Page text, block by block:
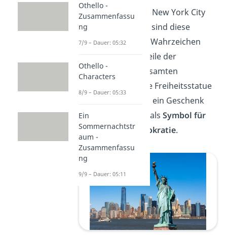
Obwohl sie oft mit New York City
assoziiert werden, sind diese
beiden nationalen Wahrzeichen
wichtige Bestandteile der
Geschichte des gesamten
Bundesstaates. Die Freiheitsstatue
(Statue of Liberty), ein Geschenk
Frankreichs, steht alsSymbol für
FreiheitundDemokratie.
Othello -
Zusammenfassu
ng
7/9 – Dauer: 05:32
Othello -
Characters
8/9 – Dauer: 05:33
Ein
Sommernachtstr
aum -
Zusammenfassu
ng
9/9 – Dauer: 05:11